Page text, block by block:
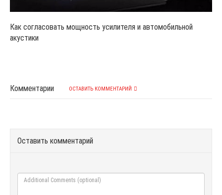
Как согласовать мощность усилителя и автомобильной
акустики
Комментарии ОСТАВИТЬ КОММЕНТАРИЙ
Оставить комментарий